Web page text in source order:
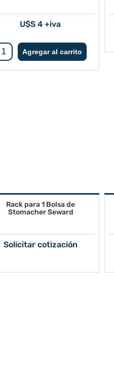
U$S 4 +iva
Rack para 1 Bolsa de
Stomacher Seward
Solicitar cotización